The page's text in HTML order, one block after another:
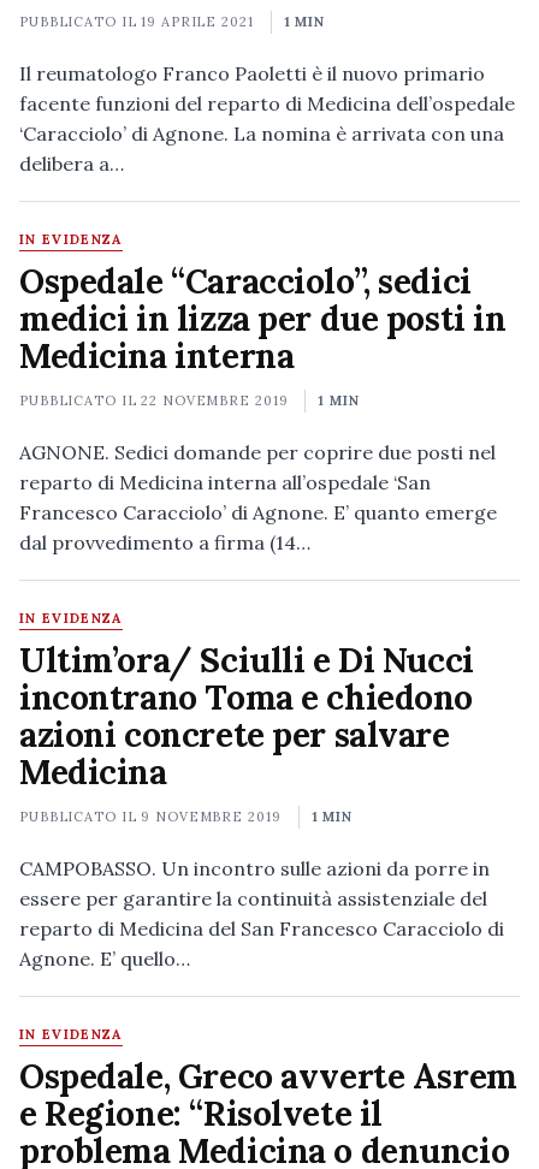
PUBBLICATO IL19 APRILE 2021 1 MIN
Il reumatologo Franco Paoletti è il nuovo primario
facente funzioni del reparto di Medicina dell’ospedale
‘Caracciolo’ di Agnone. La nomina è arrivata con una
delibera a…
IN EVIDENZA
Ospedale “Caracciolo”, sedici
medici in lizza per due posti in
Medicina interna
PUBBLICATO IL22 NOVEMBRE 2019 1 MIN
AGNONE. Sedici domande per coprire due posti nel
reparto di Medicina interna all’ospedale ‘San
Francesco Caracciolo’ di Agnone. E’ quanto emerge
dal provvedimento a firma (14…
IN EVIDENZA
Ultim’ora/ Sciulli e Di Nucci
incontrano Toma e chiedono
azioni concrete per salvare
Medicina
PUBBLICATO IL 9 NOVEMBRE 2019 1 MIN
CAMPOBASSO. Un incontro sulle azioni da porre in
essere per garantire la continuità assistenziale del
reparto di Medicina del San Francesco Caracciolo di
Agnone. E’ quello…
IN EVIDENZA
Ospedale, Greco avverte Asrem
e Regione: “Risolvete il
problema Medicina o denuncio